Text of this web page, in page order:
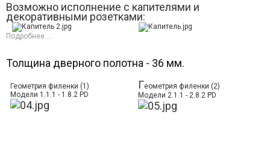
Возможно исполнение с капителями и
декоративными розетками:
Подробнее....
Толщина дверного полотна - 36 мм.
Геометрия филенки (1)
Модели 1.1.1 - 1.8.2 PD
Геометрия филенки (2)
Модели 2.1.1 - 2.8.2 PD